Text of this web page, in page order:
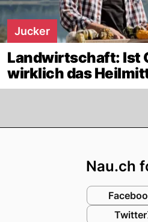
Jucker
Landwirtschaft: Ist
wirklich das
Nau.ch
Twitter